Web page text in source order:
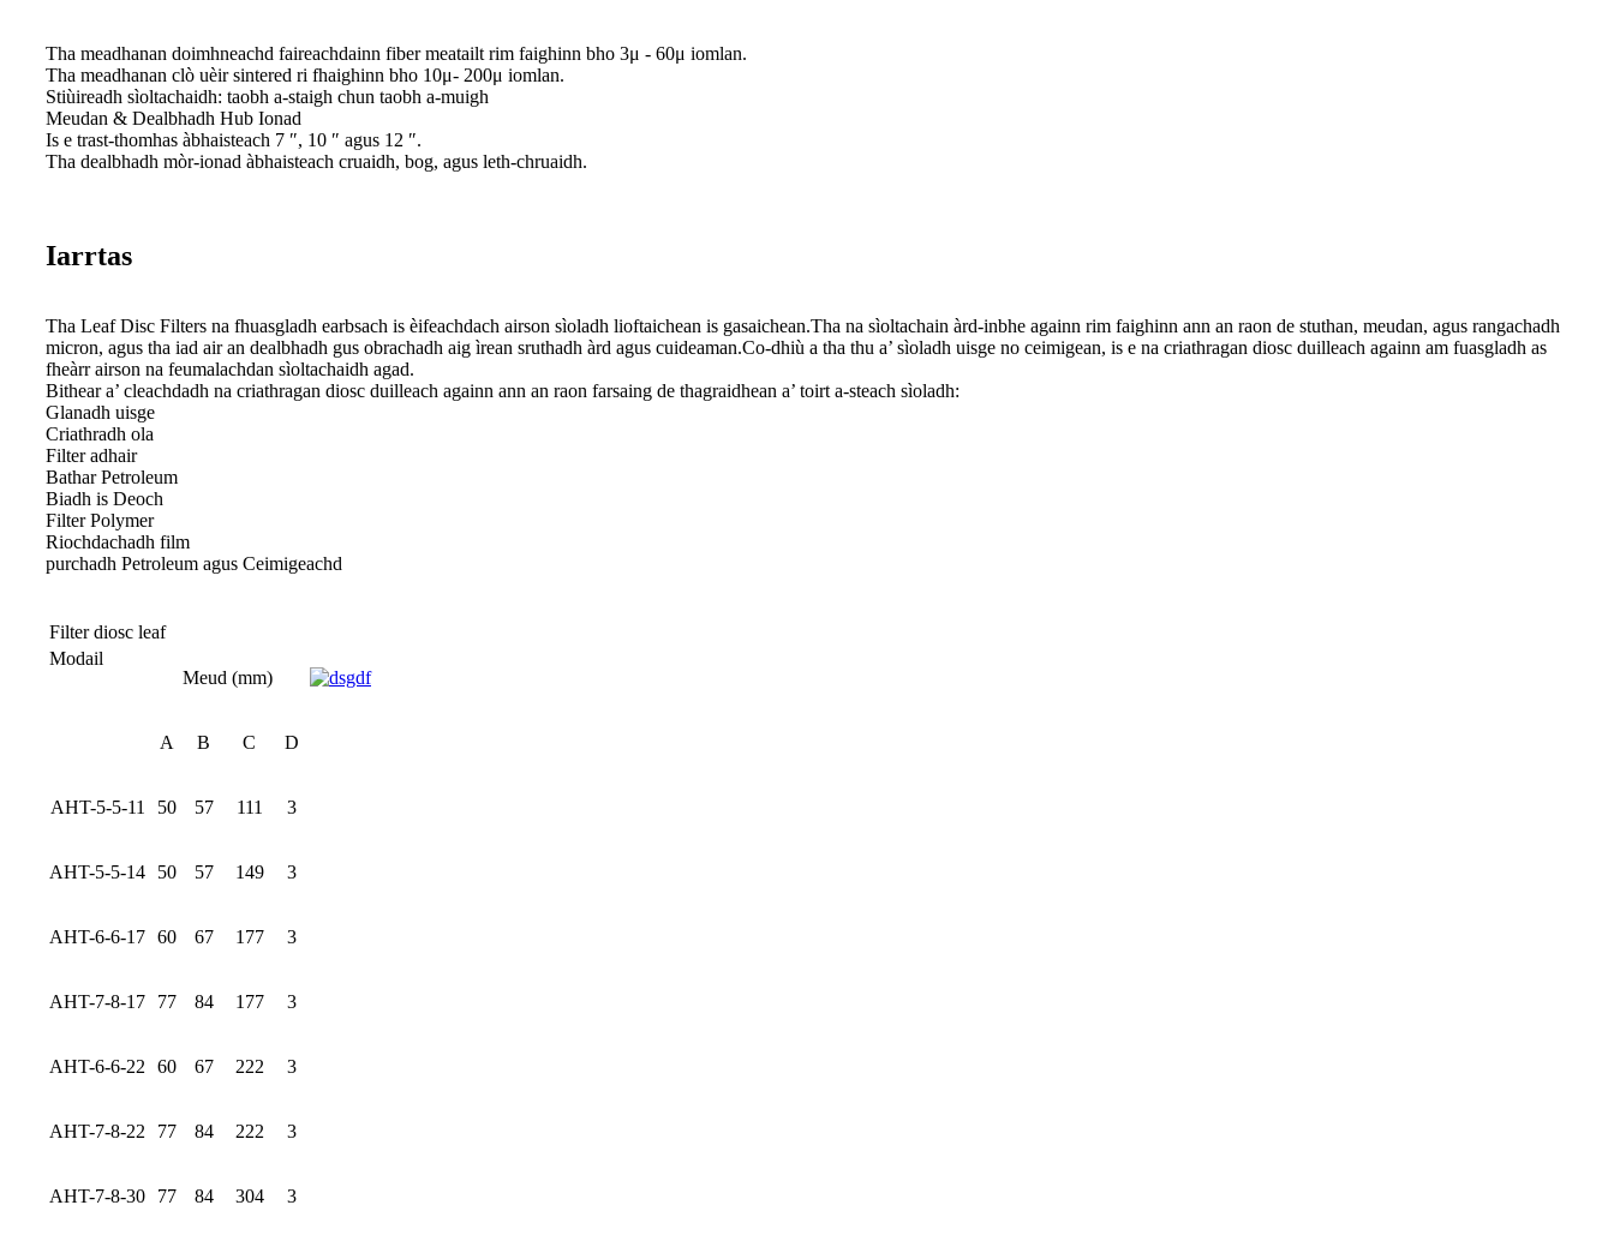
Tha meadhanan doimhneachd faireachdainn fiber meatailt rim faighinn bho 3μ - 60μ iomlan.
Tha meadhanan clò uèir sintered ri fhaighinn bho 10μ- 200μ iomlan.
Stiùireadh sìoltachaidh: taobh a-staigh chun taobh a-muigh
Meudan & Dealbhadh Hub Ionad
Is e trast-thomhas àbhaisteach 7 ″, 10 ″ agus 12 ″.
Tha dealbhadh mòr-ionad àbhaisteach cruaidh, bog, agus leth-chruaidh.
Iarrtas
Tha Leaf Disc Filters na fhuasgladh earbsach is èifeachdach airson sìoladh lioftaichean is gasaichean.Tha na sìoltachain àrd-inbhe againn rim faighinn ann an raon de stuthan, meudan, agus rangachadh
micron, agus tha iad air an dealbhadh gus obrachadh aig ìrean sruthadh àrd agus cuideaman.Co-dhiù a tha thu a’ sìoladh uisge no ceimigean, is e na criathragan diosc duilleach againn am fuasgladh as
fheàrr airson na feumalachdan sìoltachaidh agad.
Bithear a’ cleachdadh na criathragan diosc duilleach againn ann an raon farsaing de thagraidhean a’ toirt a-steach sìoladh:
Glanadh uisge
Criathradh ola
Filter adhair
Bathar Petroleum
Biadh is Deoch
Filter Polymer
Riochdachadh film
purchadh Petroleum agus Ceimigeachd
Filter diosc leaf
Modail
Meud (mm)
A B C D
AHT-5-5-11 50 57 111 3
AHT-5-5-14 50 57 149 3
AHT-6-6-17 60 67 177 3
AHT-7-8-17 77 84 177 3
AHT-6-6-22 60 67 222 3
AHT-7-8-22 77 84 222 3
AHT-7-8-30 77 84 304 3